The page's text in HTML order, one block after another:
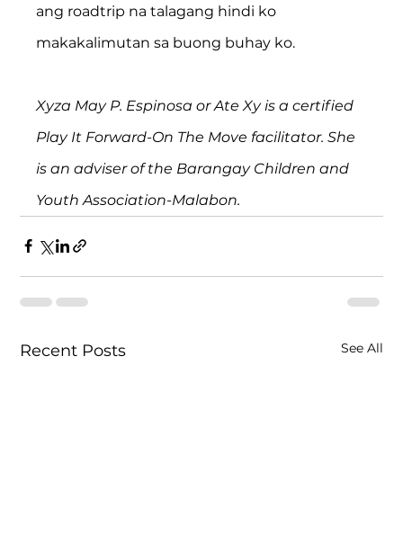
ang roadtrip na talagang hindi ko
makakalimutan sa buong buhay ko.
Xyza May P. Espinosa or Ate Xy is a certified
Play It Forward-On The Move facilitator. She
is an adviser of the Barangay Children and
Youth Association-Malabon.
Recent Posts See All